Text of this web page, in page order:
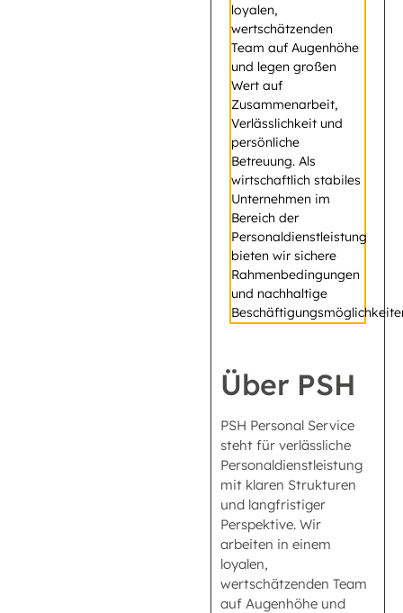
loyalen,
wertschätzenden
Team auf Augenhöhe
und legen großen
Wert auf
Zusammenarbeit,
Verlässlichkeit und
persönliche
Betreuung. Als
wirtschaftlich stabiles
Unternehmen im
Bereich der
Personaldienstleistung
bieten wir sichere
Rahmenbedingungen
und nachhaltige
Über PSH
PSH Personal Service
steht für verlässliche
Personaldienstleistung
mit klaren Strukturen
und langfristiger
Perspektive. Wir
arbeiten in einem
loyalen,
wertschätzenden Team
auf Augenhöhe und